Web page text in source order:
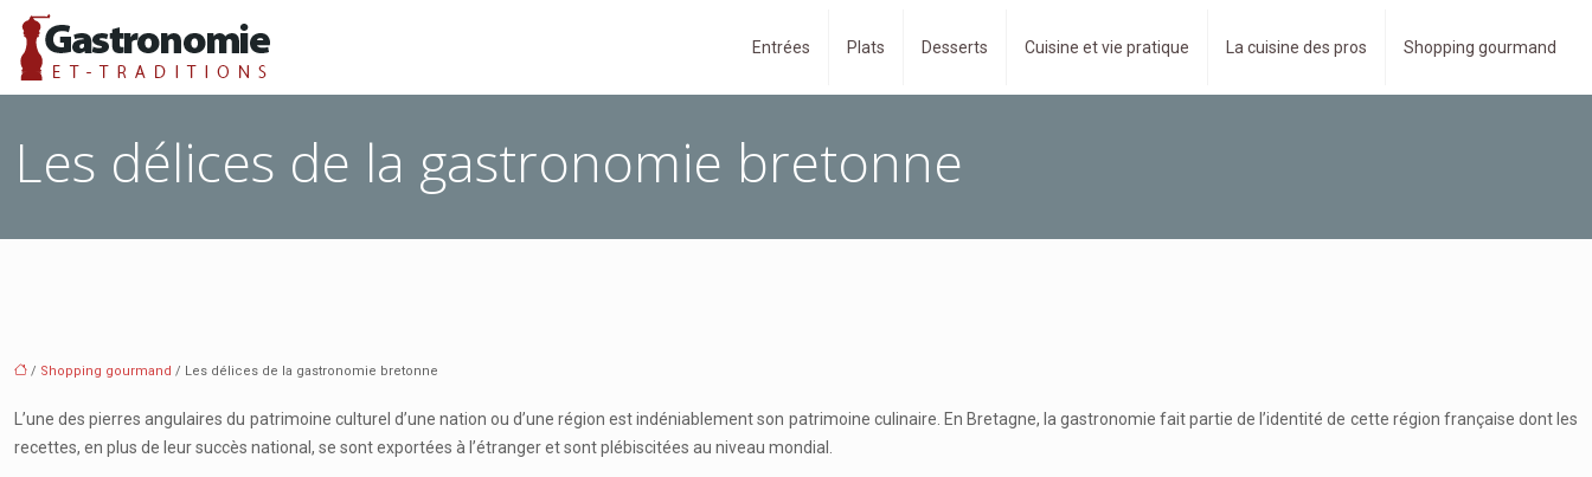
Entrées Plats Desserts Cuisine et vie pratique La cuisine des pros Shopping gourmand
Les délices de la gastronomie bretonne
/ Shopping gourmand / Les délices de la gastronomie bretonne
L’une des pierres angulaires du patrimoine culturel d’une nation ou d’une région est indéniablement son patrimoine culinaire. En Bretagne, la gastronomie fait partie de l’identité de cette région française dont les
recettes, en plus de leur succès national, se sont exportées à l’étranger et sont plébiscitées au niveau mondial.